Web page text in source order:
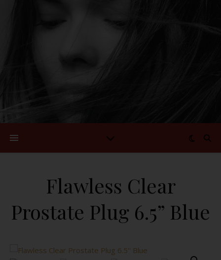
Flawless Clear
Prostate Plug 6.5” Blue